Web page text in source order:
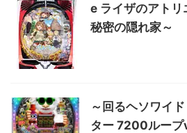
e ライザのアトリ
秘密の隠れ家～
～回るヘソワイ
ター 7200ループ